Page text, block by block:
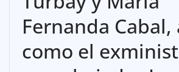
Fernanda Cabal,
como el